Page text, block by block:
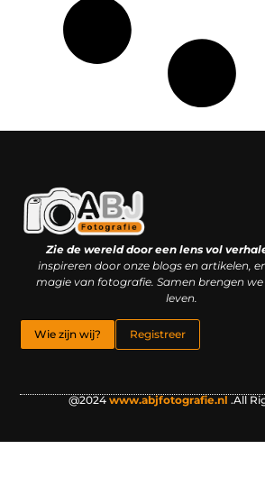
Zie de wereld door een lens vol
inspireren door onze blogs en artikelen,
magie van fotografie. Samen brengen
leven.
Wie zijn wij? Registreer
@2024www.abjfotografie.nl .All